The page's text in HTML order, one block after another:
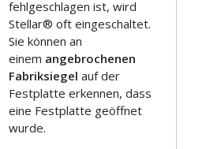
fehlgeschlagen ist, wird
Stellar® oft eingeschaltet.
Sie können an
einem angebrochenen
Fabriksiegel auf der
Festplatte erkennen, dass
eine Festplatte geöffnet
wurde.